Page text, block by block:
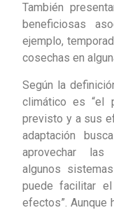
También
beneficiosas
ejemplo,
cosechas en
Según la
climático es “el
previsto y a sus
adaptación
aprovechar las
algunos
puede facilitar
efectos”. Aunque